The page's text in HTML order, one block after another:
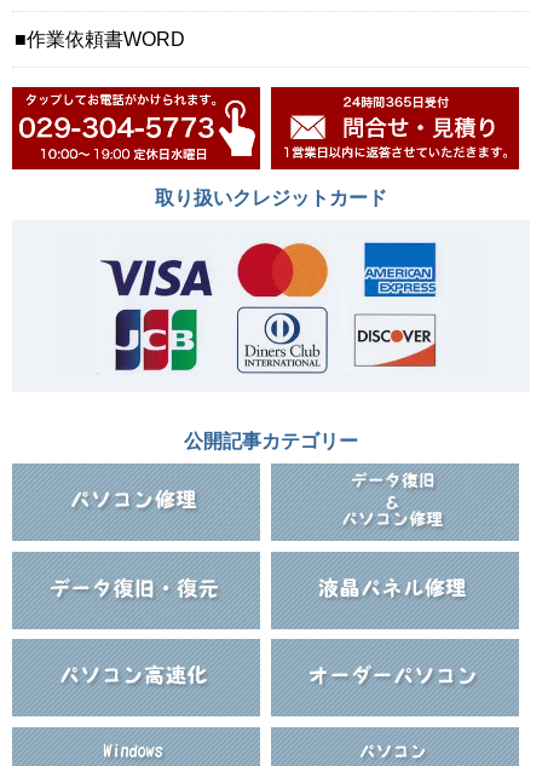
作業依頼書WORD
取り扱いクレジットカード
公開記事カテゴリー